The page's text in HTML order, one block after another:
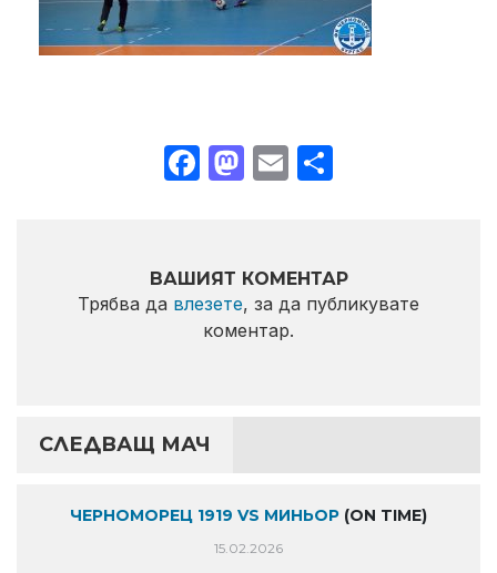
Facebook
Mastodon
Email
ВАШИЯТ КОМЕНТАР
Трябва да влезете, за да публикувате
коментар.
СЛЕДВАЩ МАЧ
ЧЕРНОМОРЕЦ 1919 VS МИНЬОР (ON TIME)
15.02.2026